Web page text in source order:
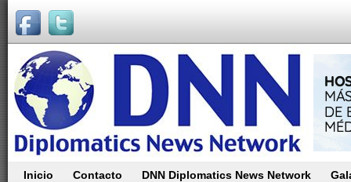
Inicio Contacto DNN Diplomatics News Network